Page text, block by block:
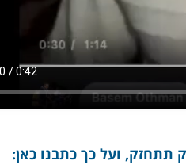
תתחזק, ועל כך כתבנו כאן: